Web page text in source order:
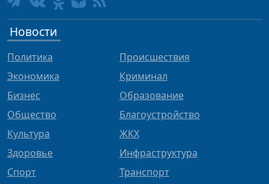
Новости
Политика
Экономика
Бизнес
Общество
Культура
Здоровье
Спорт
Происшествия
Криминал
Образование
Благоустройство
ЖКХ
Инфраструктура
Транспорт